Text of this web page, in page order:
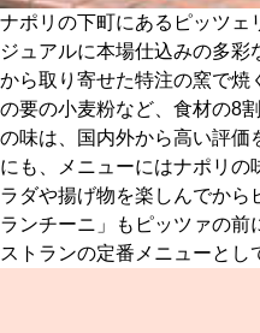
ナポリの下町にあるピッツェ
ジュアルに本場仕込みの多
から取り寄せた特注の窯で焼
の要の小麦粉など、食材の8
の味は、国内外から高い評価
にも、メニューにはナポリの
ラダや揚げ物を楽しんでから
ランチーニ」もピッツァの前
ストランの定番メニューとし